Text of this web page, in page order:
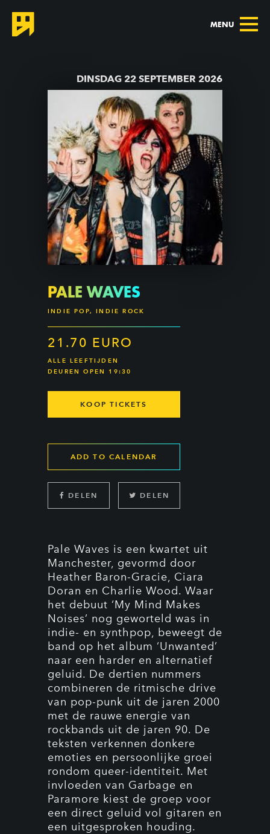
MENU
DINSDAG 22 SEPTEMBER 2026
PALE WAVES
INDIE POP, INDIE ROCK
21.70 EURO
ALLE LEEFTIJDEN
DEUREN OPEN 19:30
KOOP TICKETS
ADD TO CALENDAR
DELEN DELEN
Pale Waves is een kwartet uit
Manchester, gevormd door
Heather Baron-Gracie, Ciara
Doran en Charlie Wood. Waar
het debuut ‘My Mind Makes
Noises’ nog geworteld was in
indie- en synthpop, beweegt de
band op het album ‘Unwanted’
naar een harder en alternatief
geluid. De dertien nummers
combineren de ritmische drive
van pop-punk uit de jaren 2000
met de rauwe energie van
rockbands uit de jaren 90. De
teksten verkennen donkere
emoties en persoonlijke groei
rondom queer-identiteit. Met
invloeden van Garbage en
Paramore kiest de groep voor
een direct geluid vol gitaren en
een uitgesproken houding.